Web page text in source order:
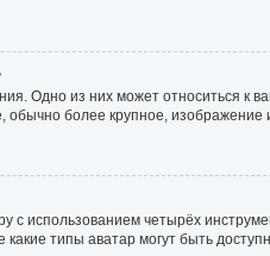
Одно из них может относиться к
более крупное, изображение
использованием четырёх
типы аватар могут быть